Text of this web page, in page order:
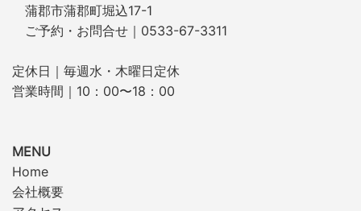
蒲郡市蒲郡町堀込17-1
ご予約・お問合せ｜0533-67-3311
定休日｜毎週水・木曜日定休
営業時間｜10：00〜18：00
MENU
Home
会社概要